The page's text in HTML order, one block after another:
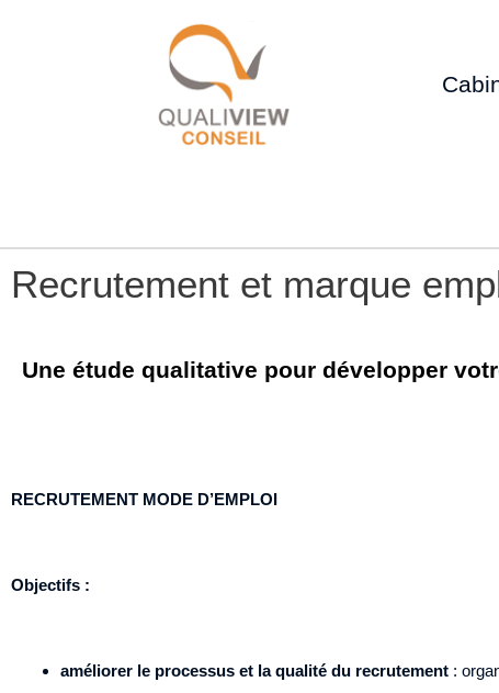
Recrutement et marque
Une étude qualitative pour développer
RECRUTEMENT MODE D’EMPLOI
Objectifs :
améliorer le processus et la qualité du recrutement :